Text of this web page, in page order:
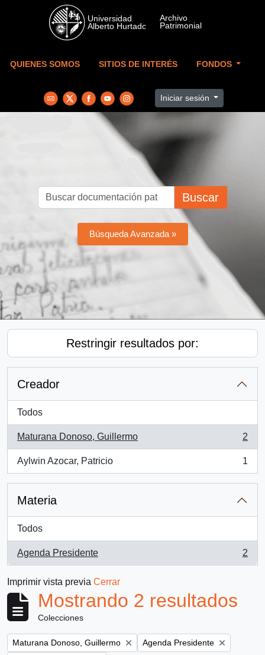
Skip to main content
QUIENES SOMOS SITIOS DE INTERÉS FONDOS
Iniciar sesión
Buscar
Búsqueda Avanzada »
Restringir resultados por:
Creador
Todos
Maturana Donoso, Guillermo
, 2 resultados
2
Aylwin Azocar, Patricio
, 1 resultados
1
Materia
Todos
Agenda Presidente
, 2 resultados
2
Imprimir vista previa Cerrar
Mostrando 2 resultados
Colecciones
Remove filter:
Maturana Donoso, Guillermo Remove filter:
Agenda Presidente